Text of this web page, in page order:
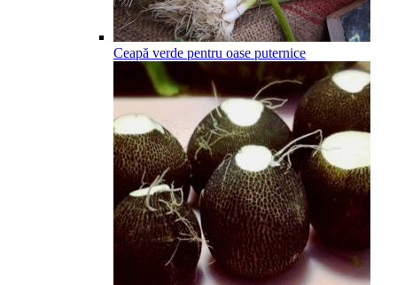
Ceapă verde pentru oase puternice